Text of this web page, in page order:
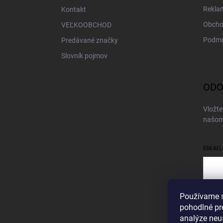
Používame
pohodlné
analýze
Kontakt
VEĽKOOBCHOD
Predávané značky
Slovník pojmov
EMAIL